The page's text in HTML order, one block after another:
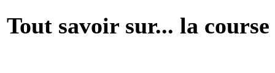
Tout savoir sur... la course